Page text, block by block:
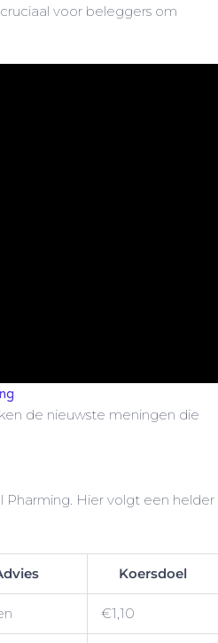
cruciaal voor beleggers om
de nieuwste meningen die
Hier volgt een helder
Koersdoel
€1,10